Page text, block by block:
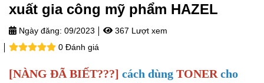
xuất gia công mỹ phẩm HAZEL
Ngày đăng: 09/2023
367 Lượt xem
0 Đánh giá
[NÀNG ĐÃ BIẾT???] cách dùng TONER cho